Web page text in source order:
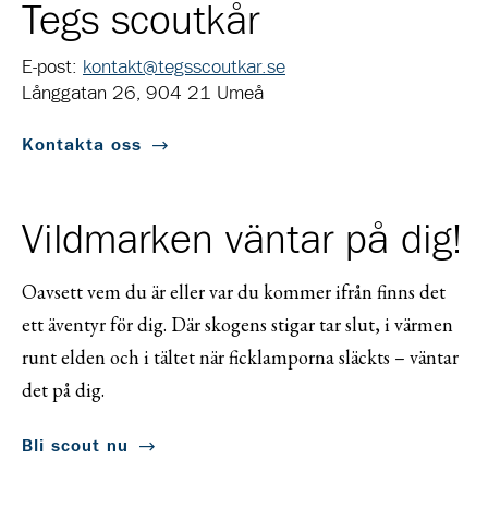
Tegs scoutkår
E-post: kontakt@tegsscoutkar.se
Långgatan 26, 904 21 Umeå
Kontakta oss
Vildmarken väntar på dig!
Oavsett vem du är eller var du kommer ifrån finns det
ett äventyr för dig. Där skogens stigar tar slut, i värmen
runt elden och i tältet när ficklamporna släckts – väntar
det på dig.
Bli scout nu